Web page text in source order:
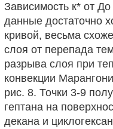
Зависимость к* от
данные достаточно
кривой, весьма
слоя от перепада
разрыва слоя при
конвекции
рис. 8. Точки 3-9
гептана на
декана и